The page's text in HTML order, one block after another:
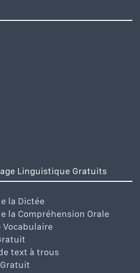
Linguistique Gratuits
la Dictée
la Compréhension Orale
Vocabulaire
text à trous